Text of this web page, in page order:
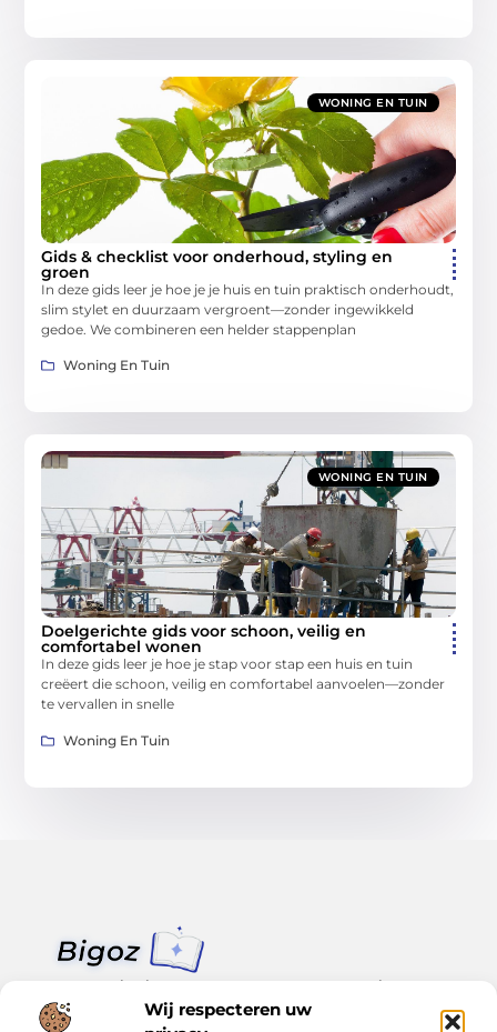
Wij respecteren uw
WONING EN TUIN
Gids & checklist voor onderhoud, styling en
groen
In deze gids leer je hoe je je huis en tuin praktisch onderhoudt,
slim stylet en duurzaam vergroent—zonder ingewikkeld
gedoe. We combineren een helder stappenplan
Woning En Tuin
WONING EN TUIN
Doelgerichte gids voor schoon, veilig en
comfortabel wonen
In deze gids leer je hoe je stap voor stap een huis en tuin
creëert die schoon, veilig en comfortabel aanvoelen—zonder
te vervallen in snelle
Woning En Tuin
Van klein nieuws tot grote trends – alles op Bigoz.nl.
Lees inspirerende blogs en artikelen over het dagelijks leven,
actualiteit en meer.